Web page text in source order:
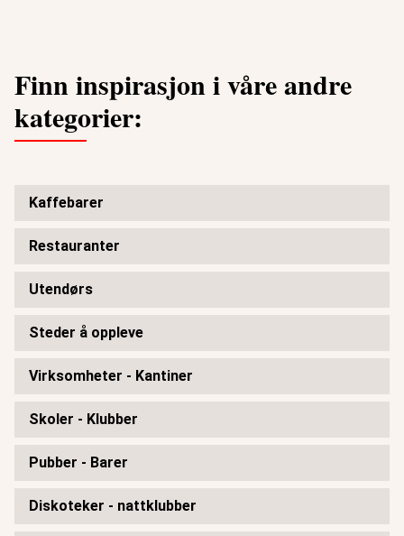
Finn inspirasjon i våre andre
kategorier:
Kaffebarer
Restauranter
Utendørs
Steder å oppleve
Virksomheter - Kantiner
Skoler - Klubber
Pubber - Barer
Diskoteker - nattklubber